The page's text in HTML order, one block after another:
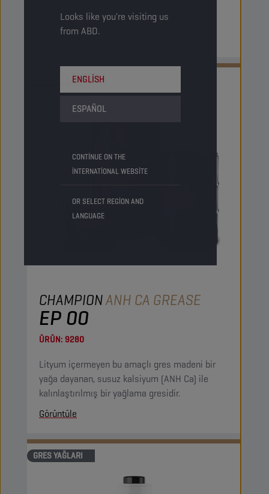
Looks like you're visiting us
from ABD.
ENGLISH
ESPAÑOL
CONTINUE ON THE
INTERNATIONAL WEBSITE
OR SELECT REGION AND
LANGUAGE
kalınlaştırılmış bir yağlama gresidir.
Görüntüle
GRES YAĞLARI
CHAMPIONANH CA GREASE
EP 00
ÜRÜN: 9280
Lityum içermeyen bu amaçlı gres madeni bir
yağa dayanan, susuz kalsiyum (ANH Ca) ile
kalınlaştırılmış bir yağlama gresidir.
Görüntüle
GRES YAĞLARI